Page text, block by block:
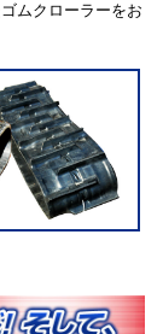
ムクローラーをお